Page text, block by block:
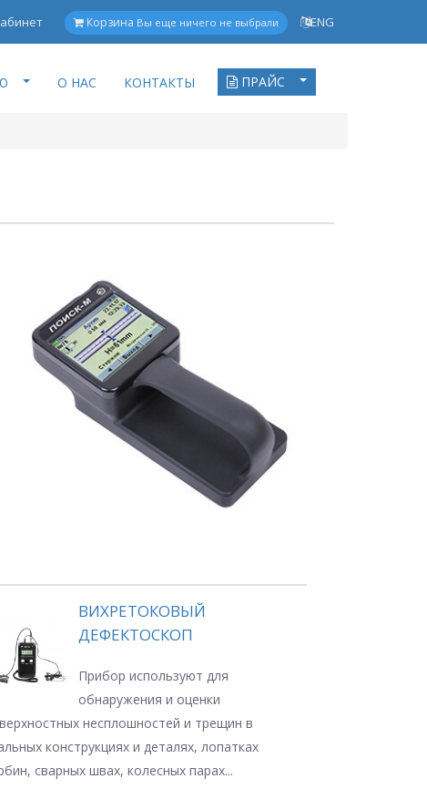
Корзина Вы еще ничего не выбрали ENG
О НАС КОНТАКТЫ ПРАЙС
ВИХРЕТОКОВЫЙ
ДЕФЕКТОСКОП
Прибор используют для
обнаружения и оценки
несплошностей и трещин в
конструкциях и деталях, лопатках
сварных швах, колесных парах...